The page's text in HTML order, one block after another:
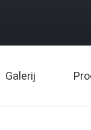
Galerij